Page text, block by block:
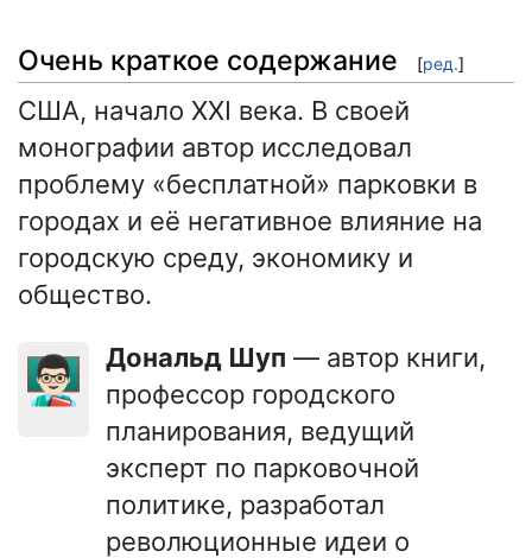
Очень краткое содержание [ред.]
США, начало XXI века. В своей
монографии автор исследовал
проблему «бесплатной» парковки в
городах и её негативное влияние на
городскую среду, экономику и
общество.
👨🏻‍🏫 Дональд Шуп — автор книги,
профессор городского
планирования, ведущий
эксперт по парковочной
политике, разработал
революционные идеи о